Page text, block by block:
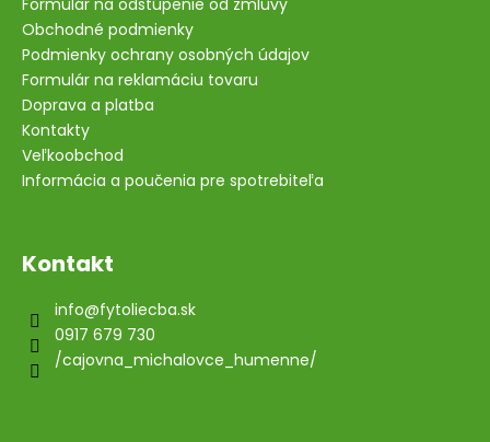
Obchodné podmienky
Podmienky ochrany osobných údajov
Formulár na reklamáciu tovaru
Doprava a platba
Kontakty
Veľkoobchod
Informácia a poučenia pre spotrebiteľa
Kontakt
info@fytoliecba.sk
0917 679 730
/cajovna_michalovce_humenne/